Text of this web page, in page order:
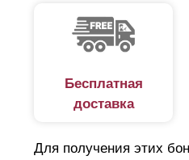
Бесплатная
доставка
Для получения этих